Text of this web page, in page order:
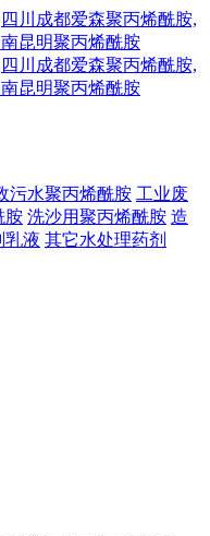
污水聚丙烯酰胺 工业废
胺 洗沙用聚丙烯酰胺 造
乳液 其它水处理药剂